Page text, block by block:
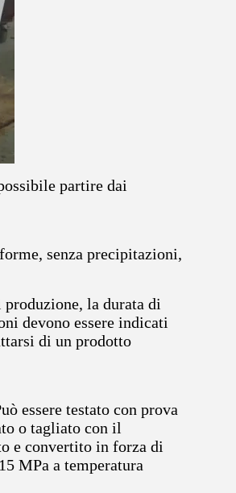
partire dai
senza precipitazioni,
la durata di
devono essere indicati
di un prodotto
essere testato con prova
o tagliato con il
e convertito in forza di
MPa a temperatura